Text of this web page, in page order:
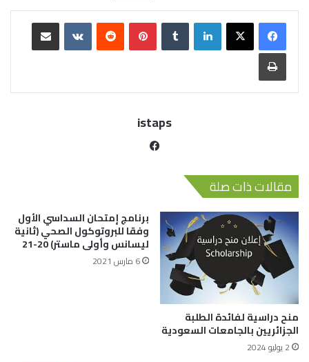
istaps
مقالات ذات صلة
منح دراسية لفائدة الطلبة
الجزائريين بالجامعات السعودية
2 يوليو 2024
برنامج إمتحان السداسي الأول
وفقا للبروتوكول الصحي (ثانية
ليسانس وأولى ماستر) 20-21
6 مارس 2021